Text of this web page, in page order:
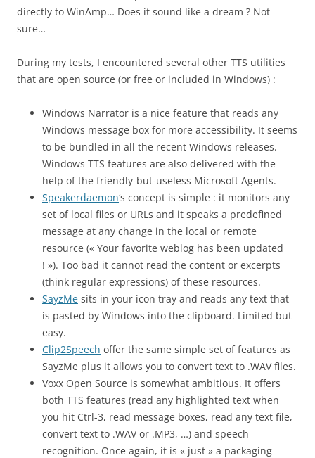
directly to WinAmp… Does it sound like a dream ? Not
sure…
During my tests, I encountered several other TTS utilities
that are open source (or free or included in Windows) :
Windows Narrator is a nice feature that reads any
Windows message box for more accessibility. It seems
to be bundled in all the recent Windows releases.
Windows TTS features are also delivered with the
help of the friendly-but-useless Microsoft Agents.
Speakerdaemon‘s concept is simple : it monitors any
set of local files or URLs and it speaks a predefined
message at any change in the local or remote
resource (« Your favorite weblog has been updated
! »). Too bad it cannot read the content or excerpts
(think regular expressions) of these resources.
SayzMe sits in your icon tray and reads any text that
is pasted by Windows into the clipboard. Limited but
easy.
Clip2Speech offer the same simple set of features as
SayzMe plus it allows you to convert text to .WAV files.
Voxx Open Source is somewhat ambitious. It offers
both TTS features (read any highlighted text when
you hit Ctrl-3, read message boxes, read any text file,
convert text to .WAV or .MP3, …) and speech
recognition. Once again, it is « just » a packaging